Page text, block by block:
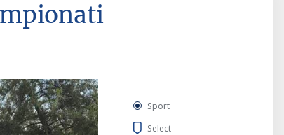
Sport
Select